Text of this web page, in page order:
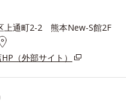
上通町2-2 熊本New-S館2F
（外部サイト）